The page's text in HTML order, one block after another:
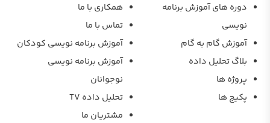
دوره های آموزش برنامه
نویسی
آموزش گام به گام
بلاگ تحلیل داده
پروژه ها
پکیج ها
همکاری با ما
تماس با ما
آموزش برنامه نویسی کودکان
آموزش برنامه نویسی
نوجوانان
تحلیل داده TV
مشتریان ما